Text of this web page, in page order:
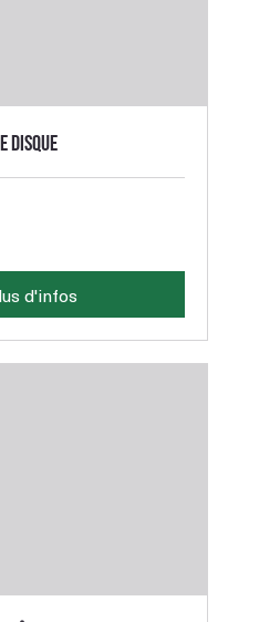
disque
d'infos